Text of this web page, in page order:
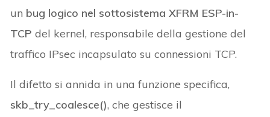
un bug logico nel sottosistema XFRM ESP-in-
TCP del kernel, responsabile della gestione del
traffico IPsec incapsulato su connessioni TCP.
Il difetto si annida in una funzione specifica,
skb_try_coalesce(), che gestisce il